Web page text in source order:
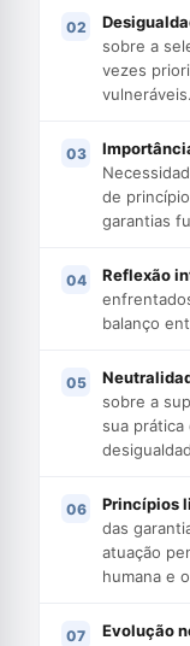
sobre a
vezes
vulneráveis.
de
garantias
Reflexão
balanço
sobre a
sua prática
Princípios
das
atuação
humana e
Evolução